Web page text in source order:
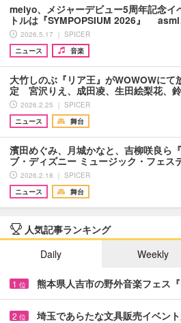
meiyo、メジャーデビュー5周年記念イ
トルは『SYMPOPSIUM 2026』
2026.5.17 ｜ SPICER
ニュース
音楽
大竹しのぶ『リア王』がWOWOWにて
定 宮沢りえ、成田凌、生田絵梨花、
2026.2.25 ｜ SPICER
ニュース
舞台
濱田めぐみ、月城かなと、吉柳咲良ら
ブ・ディズニー ミュージック・フェ
2026.2.18 ｜ SPICER
ニュース
舞台
人気記事ランキング
Daily
Weekly
1 位 熊本県人吉市の野外音楽フェス
2 位 埼玉であらたな文具販売イベ